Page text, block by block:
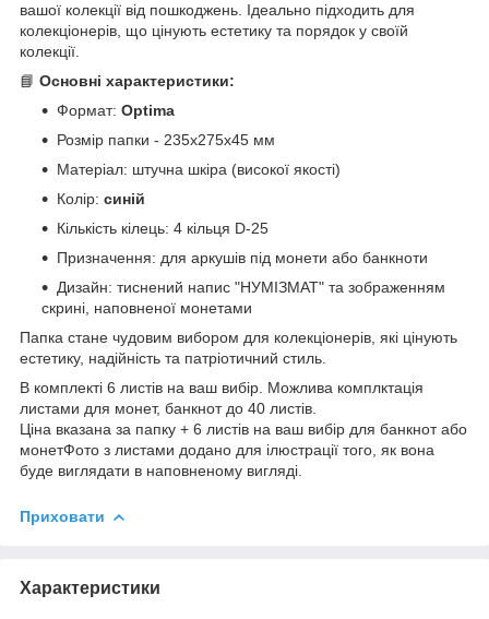
вашої колекції від пошкоджень. Ідеально підходить для
колекціонерів, що цінують естетику та порядок у своїй
колекції.
📘 Основні характеристики:
Формат: Optima
Розмір папки - 235х275х45 мм
Матеріал: штучна шкіра (високої якості)
Колір: синій
Кількість кілець: 4 кільця D-25
Призначення: для аркушів під монети або банкноти
Дизайн: тиснений напис "НУМІЗМАТ" та зображенням
скрині, наповненої монетами
Папка стане чудовим вибором для колекціонерів, які цінують
естетику, надійність та патріотичний стиль.
В комплекті 6 листів на ваш вибір. Можлива комплктація
листами для монет, банкнот до 40 листів.
Ціна вказана за папку + 6 листів на ваш вибір для банкнот або
монетФото з листами додано для ілюстрації того, як вона
буде виглядати в наповненому вигляді.
Приховати
Характеристики